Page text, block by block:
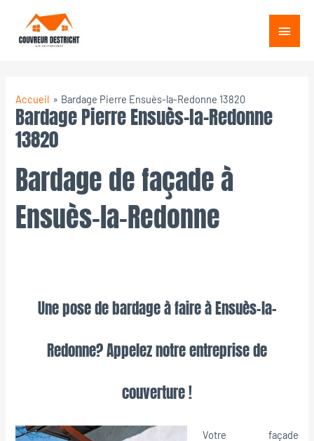
contenu
Menu
Accueil Bardage Pierre Ensuès-la-Redonne 13820
Bardage Pierre Ensuès-la-Redonne
13820
Bardage de façade à
Ensuès-la-Redonne
Une pose de bardage à faire à Ensuès-la-
Redonne? Appelez notre entreprise de
couverture !
Votre façade